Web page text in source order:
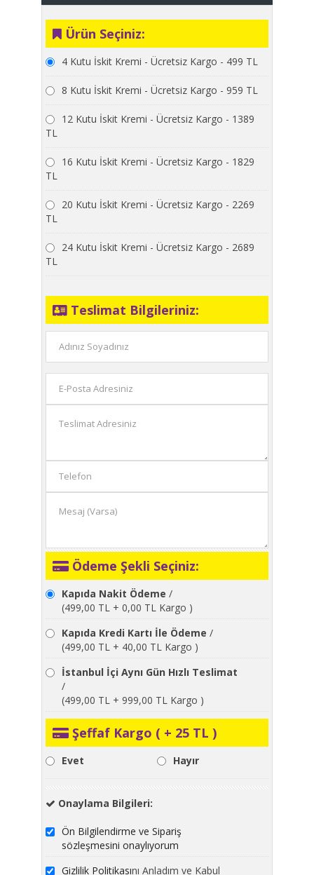
Ürün Seçiniz:
4 Kutu İskit Kremi - Ücretsiz Kargo - 499 TL
8 Kutu İskit Kremi - Ücretsiz Kargo - 959 TL
12 Kutu İskit Kremi - Ücretsiz Kargo - 1389
TL
16 Kutu İskit Kremi - Ücretsiz Kargo - 1829
TL
20 Kutu İskit Kremi - Ücretsiz Kargo - 2269
TL
24 Kutu İskit Kremi - Ücretsiz Kargo - 2689
TL
Teslimat Bilgileriniz:
Ödeme Şekli Seçiniz:
Kapıda Nakit Ödeme /
(499,00 TL + 0,00 TL Kargo )
Kapıda Kredi Kartı İle Ödeme /
(499,00 TL + 40,00 TL Kargo )
İstanbul İçi Aynı Gün Hızlı Teslimat
/
(499,00 TL + 999,00 TL Kargo )
Şeffaf Kargo ( + 25 TL )
Evet Hayır
Onaylama Bilgileri:
Ön Bilgilendirme ve Sipariş
sözleşmesini onaylıyorum
Gizlilik Politikasını Anladım ve Kabul